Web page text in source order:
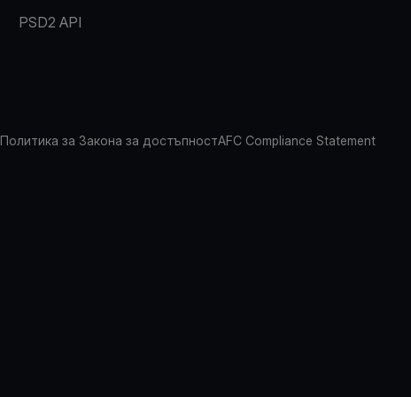
PSD2 API
Политика за Закона за достъпностAFC Compliance Statement